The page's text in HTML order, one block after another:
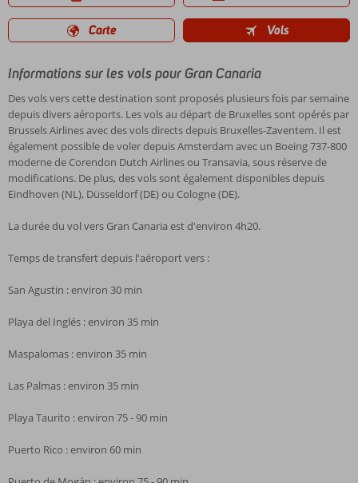
Carte Vols
Informations sur les vols pour Gran Canaria
Des vols vers cette destination sont proposés plusieurs fois par semaine
depuis divers aéroports. Les vols au départ de Bruxelles sont opérés par
Brussels Airlines avec des vols directs depuis Bruxelles-Zaventem. Il est
également possible de voler depuis Amsterdam avec un Boeing 737-800
moderne de Corendon Dutch Airlines ou Transavia, sous réserve de
modifications. De plus, des vols sont également disponibles depuis
Eindhoven (NL), Düsseldorf (DE) ou Cologne (DE).
La durée du vol vers Gran Canaria est d'environ 4h20.
Temps de transfert depuis l'aéroport vers :
San Agustin : environ 30 min
Playa del Inglés : environ 35 min
Maspalomas : environ 35 min
Las Palmas : environ 35 min
Playa Taurito : environ 75 - 90 min
Puerto Rico : environ 60 min